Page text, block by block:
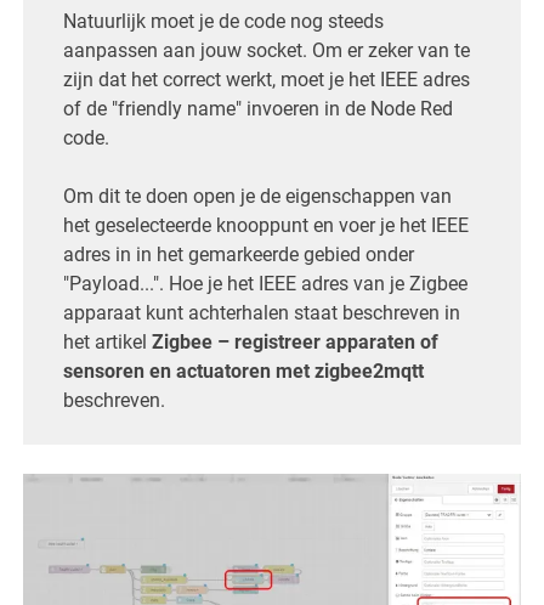
Natuurlijk moet je de code nog steeds
aanpassen aan jouw socket. Om er zeker van te
zijn dat het correct werkt, moet je het IEEE adres
of de "friendly name" invoeren in de Node Red
code.
Om dit te doen open je de eigenschappen van
het geselecteerde knooppunt en voer je het IEEE
adres in in het gemarkeerde gebied onder
"Payload...". Hoe je het IEEE adres van je Zigbee
apparaat kunt achterhalen staat beschreven in
het artikel Zigbee – registreer apparaten of
sensoren en actuatoren met zigbee2mqtt
beschreven.